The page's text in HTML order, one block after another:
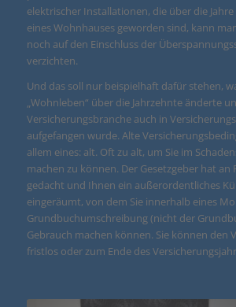
elektrischer Installationen, die über die
eines Wohnhauses geworden sind, kann
noch auf den Einschluss der
verzichten.
Und das soll nur beispielhaft dafür stehen,
„Wohnleben“ über die Jahrzehnte änderte
Versicherungsbranche auch in
aufgefangen wurde. Alte
allem eines: alt. Oft zu alt, um Sie im
machen zu können. Der Gesetzgeber hat an
gedacht und Ihnen ein außerordentliches
eingeräumt, von dem Sie innerhalb eines
Grundbuchumschreibung (nicht der
Gebrauch machen können. Sie können den
fristlos oder zum Ende des